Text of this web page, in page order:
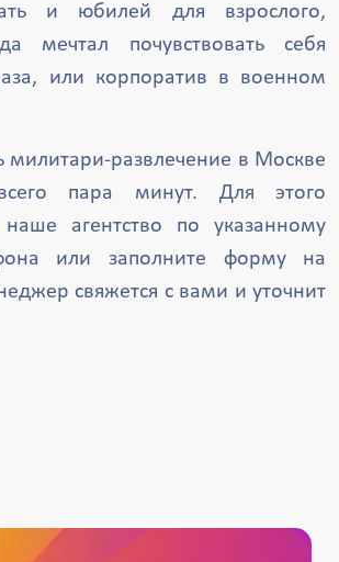
и юбилей для взрослого,
мечтал почувствовать себя
или корпоратив в военном
милитари-развлечение в Москве
всего пара минут. Для этого
агентство по указанному
или заполните форму на
свяжется с вами и уточнит